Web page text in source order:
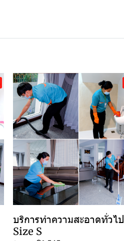
บริการทำความสะอาดทั่วไป
Size S